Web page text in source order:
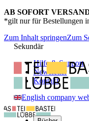
AB SOFORT
*gilt nur für Bestellungen
Zum Inhalt springenZum
Sekundär
Hilfe & Support
Newsletter
Kontakt
English company